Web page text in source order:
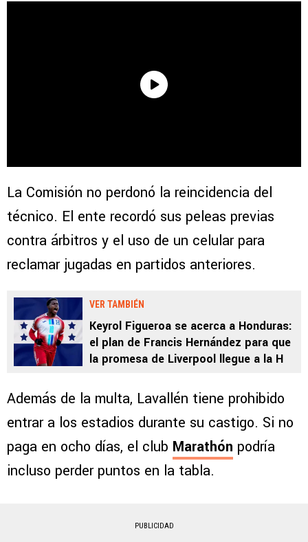
La Comisión no perdonó la reincidencia del
técnico. El ente recordó sus peleas previas
contra árbitros y el uso de un celular para
reclamar jugadas en partidos anteriores.
VER TAMBIÉN
Keyrol Figueroa se acerca a Honduras:
el plan de Francis Hernández para que
la promesa de Liverpool llegue a la H
Además de la multa, Lavallén tiene prohibido
entrar a los estadios durante su castigo. Si no
paga en ocho días, el club Marathón podría
incluso perder puntos en la tabla.
PUBLICIDAD